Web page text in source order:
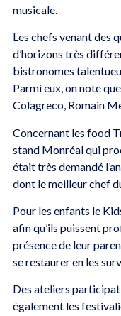
musicale.
Les chefs venant des
d’horizons très
bistronomes
Parmi eux, on note
Colagreco, Romain
Concernant les food
stand Monréal qui
était très demandé
dont le meilleur chef
Pour les enfants le
afin qu’ils puissent
présence de leur
se restaurer en les
Des ateliers
également les